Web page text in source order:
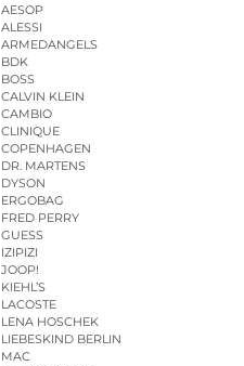
AESOP
ALESSI
ARMEDANGELS
BDK
BOSS
CALVIN KLEIN
CAMBIO
CLINIQUE
COPENHAGEN
DR. MARTENS
DYSON
ERGOBAG
FRED PERRY
GUESS
IZIPIZI
JOOP!
KIEHL’S
LACOSTE
LENA HOSCHEK
LIEBESKIND BERLIN
MAC